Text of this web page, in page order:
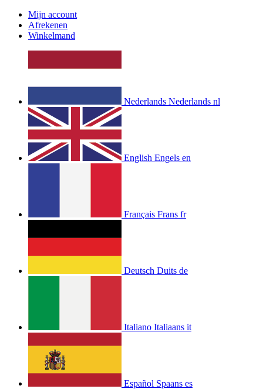
Mijn account
Afrekenen
Winkelmand
Nederlands Nederlands nl
English Engels en
Français Frans fr
Deutsch Duits de
Italiano Italiaans it
Español Spaans es